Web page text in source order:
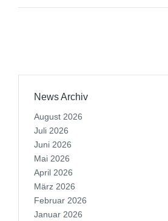
News Archiv
August 2026
Juli 2026
Juni 2026
Mai 2026
April 2026
März 2026
Februar 2026
Januar 2026